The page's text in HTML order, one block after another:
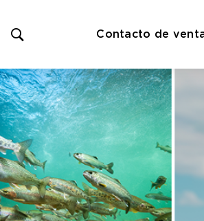
search
form
Contacto de